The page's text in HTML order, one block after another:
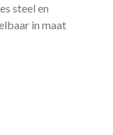
steel en
in maat